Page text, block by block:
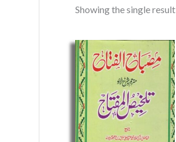
Showing the single result